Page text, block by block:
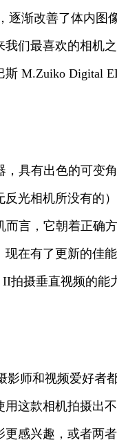
逐渐改善了体内
们最喜欢的相
M.Zuiko Digital
具有出色的可
光相机所没有的
言，它朝着正确
在有了更新的佳
摄垂直视频的能
师和视频爱好
这款相机拍摄出
感兴趣，或者两